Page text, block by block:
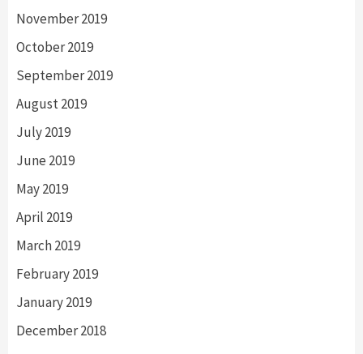
November 2019
October 2019
September 2019
August 2019
July 2019
June 2019
May 2019
April 2019
March 2019
February 2019
January 2019
December 2018